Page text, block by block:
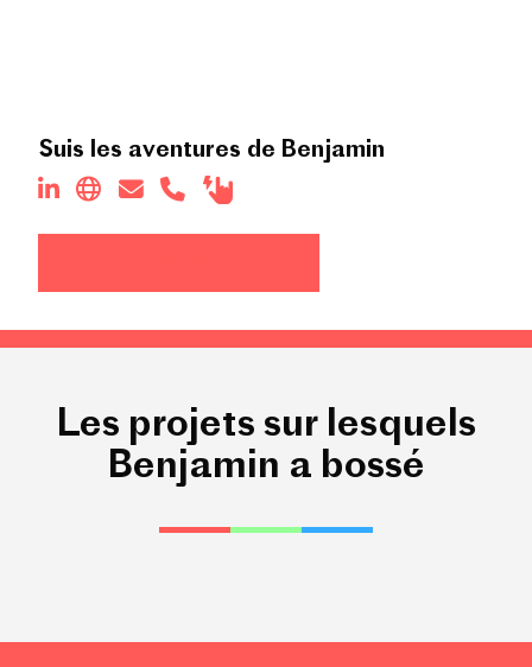
Suis les aventures de Benjamin
Les projets sur lesquels
Benjamin a bossé